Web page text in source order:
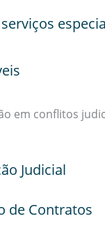
em conflitos
Judicial
de Contratos